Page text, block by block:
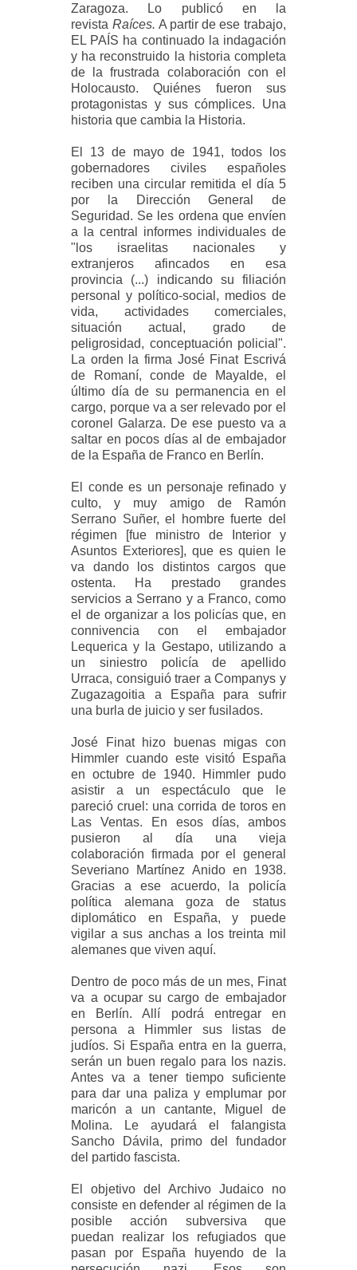
Zaragoza. Lo publicó en la
revista Raíces. A partir de ese trabajo,
EL PAÍS ha continuado la indagación
y ha reconstruido la historia completa
de la frustrada colaboración con el
Holocausto. Quiénes fueron sus
protagonistas y sus cómplices. Una
historia que cambia la Historia.
El 13 de mayo de 1941, todos los
gobernadores civiles españoles
reciben una circular remitida el día 5
por la Dirección General de
Seguridad. Se les ordena que envíen
a la central informes individuales de
"los israelitas nacionales y
extranjeros afincados en esa
provincia (...) indicando su filiación
personal y político-social, medios de
vida, actividades comerciales,
situación actual, grado de
peligrosidad, conceptuación policial".
La orden la firma José Finat Escrivá
de Romaní, conde de Mayalde, el
último día de su permanencia en el
cargo, porque va a ser relevado por el
coronel Galarza. De ese puesto va a
saltar en pocos días al de embajador
de la España de Franco en Berlín.
El conde es un personaje refinado y
culto, y muy amigo de Ramón
Serrano Suñer, el hombre fuerte del
régimen [fue ministro de Interior y
Asuntos Exteriores], que es quien le
va dando los distintos cargos que
ostenta. Ha prestado grandes
servicios a Serrano y a Franco, como
el de organizar a los policías que, en
connivencia con el embajador
Lequerica y la Gestapo, utilizando a
un siniestro policía de apellido
Urraca, consiguió traer a Companys y
Zugazagoitia a España para sufrir
una burla de juicio y ser fusilados.
José Finat hizo buenas migas con
Himmler cuando este visitó España
en octubre de 1940. Himmler pudo
asistir a un espectáculo que le
pareció cruel: una corrida de toros en
Las Ventas. En esos días, ambos
pusieron al día una vieja
colaboración firmada por el general
Severiano Martínez Anido en 1938.
Gracias a ese acuerdo, la policía
política alemana goza de status
diplomático en España, y puede
vigilar a sus anchas a los treinta mil
alemanes que viven aquí.
Dentro de poco más de un mes, Finat
va a ocupar su cargo de embajador
en Berlín. Allí podrá entregar en
persona a Himmler sus listas de
judíos. Si España entra en la guerra,
serán un buen regalo para los nazis.
Antes va a tener tiempo suficiente
para dar una paliza y emplumar por
maricón a un cantante, Miguel de
Molina. Le ayudará el falangista
Sancho Dávila, primo del fundador
del partido fascista.
El objetivo del Archivo Judaico no
consiste en defender al régimen de la
posible acción subversiva que
puedan realizar los refugiados que
pasan por España huyendo de la